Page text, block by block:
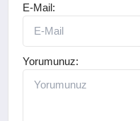
E-Mail:
Yorumunuz: